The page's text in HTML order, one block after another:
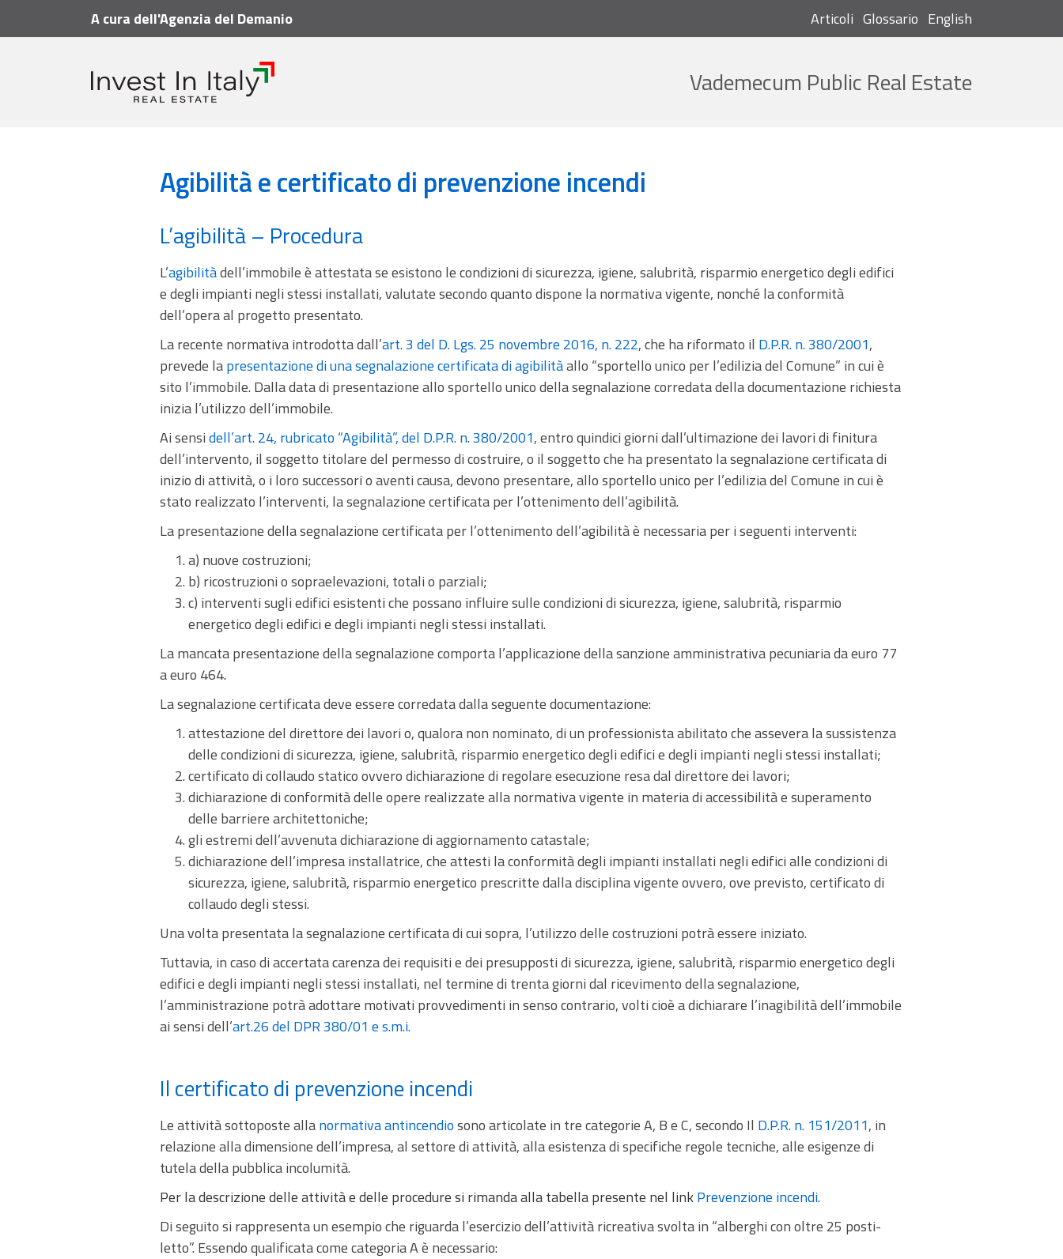
A cura dell'Agenzia del Demanio Articoli Glossario English
Vademecum Public Real Estate
Cerca
Vademecum Messa a reddito dell'immobile
Agibilità e certificato di prevenzione incendi
L’agibilità – Procedura
L’agibilitàdell’immobile è attestata se esistono le condizioni di sicurezza, igiene, salubrità, risparmio energetico degli edifici
e degli impianti negli stessi installati, valutate secondo quanto dispone la normativa vigente, nonché la conformità
dell’opera al progetto presentato.
La recente normativa introdotta dall’art. 3 del D. Lgs. 25 novembre 2016, n. 222, che ha riformato il D.P.R. n. 380/2001,
prevede lapresentazione di una segnalazione certificata di agibilitàallo “sportello unico per l’edilizia del Comune” in cui è
sito l’immobile. Dalla data di presentazione allo sportello unico della segnalazione corredata della documentazione richiesta
inizia l’utilizzo dell’immobile.
Ai sensidell’art. 24, rubricato “Agibilità”, del D.P.R. n. 380/2001, entro quindici giorni dall’ultimazione dei lavori di finitura
dell’intervento, il soggetto titolare del permesso di costruire, o il soggetto che ha presentato la segnalazione certificata di
inizio di attività, o i loro successori o aventi causa, devono presentare, allo sportello unico per l’edilizia del Comune in cui è
stato realizzato l’interventi, la segnalazione certificata per l’ottenimento dell’agibilità.
La presentazione della segnalazione certificata per l’ottenimento dell’agibilità è necessaria per i seguenti interventi:
a) nuove costruzioni;
b) ricostruzioni o sopraelevazioni, totali o parziali;
c) interventi sugli edifici esistenti che possano influire sulle condizioni di sicurezza, igiene, salubrità, risparmio
energetico degli edifici e degli impianti negli stessi installati.
La mancata presentazione della segnalazione comporta l’applicazione della sanzione amministrativa pecuniaria da euro 77
a euro 464.
La segnalazione certificata deve essere corredata dalla seguente documentazione:
attestazione del direttore dei lavori o, qualora non nominato, di un professionista abilitato che assevera la sussistenza
delle condizioni di sicurezza, igiene, salubrità, risparmio energetico degli edifici e degli impianti negli stessi installati;
certificato di collaudo statico ovvero dichiarazione di regolare esecuzione resa dal direttore dei lavori;
dichiarazione di conformità delle opere realizzate alla normativa vigente in materia di accessibilità e superamento
delle barriere architettoniche;
gli estremi dell’avvenuta dichiarazione di aggiornamento catastale;
dichiarazione dell’impresa installatrice, che attesti la conformità degli impianti installati negli edifici alle condizioni di
sicurezza, igiene, salubrità, risparmio energetico prescritte dalla disciplina vigente ovvero, ove previsto, certificato di
collaudo degli stessi.
Una volta presentata la segnalazione certificata di cui sopra, l’utilizzo delle costruzioni potrà essere iniziato.
Tuttavia, in caso di accertata carenza dei requisiti e dei presupposti di sicurezza, igiene, salubrità, risparmio energetico degli
edifici e degli impianti negli stessi installati, nel termine di trenta giorni dal ricevimento della segnalazione,
l’amministrazione potrà adottare motivati provvedimenti in senso contrario, volti cioè a dichiarare l’inagibilità dell’immobile
ai sensi dell’art.26 del DPR 380/01 e s.m.i.
Il certificato di prevenzione incendi
Le attività sottoposte allanormativa antincendiosono articolate in tre categorie A, B e C, secondo Il D.P.R. n. 151/2011, in
relazione alla dimensione dell’impresa, al settore di attività, alla esistenza di specifiche regole tecniche, alle esigenze di
tutela della pubblica incolumità.
Per la descrizione delle attività e delle procedure si rimanda alla tabella presente nel linkPrevenzione incendi.
Di seguito si rappresenta un esempio che riguarda l’esercizio dell’attività ricreativa svolta in “alberghi con oltre 25 posti-
letto”. Essendo qualificata come categoria A è necessario: